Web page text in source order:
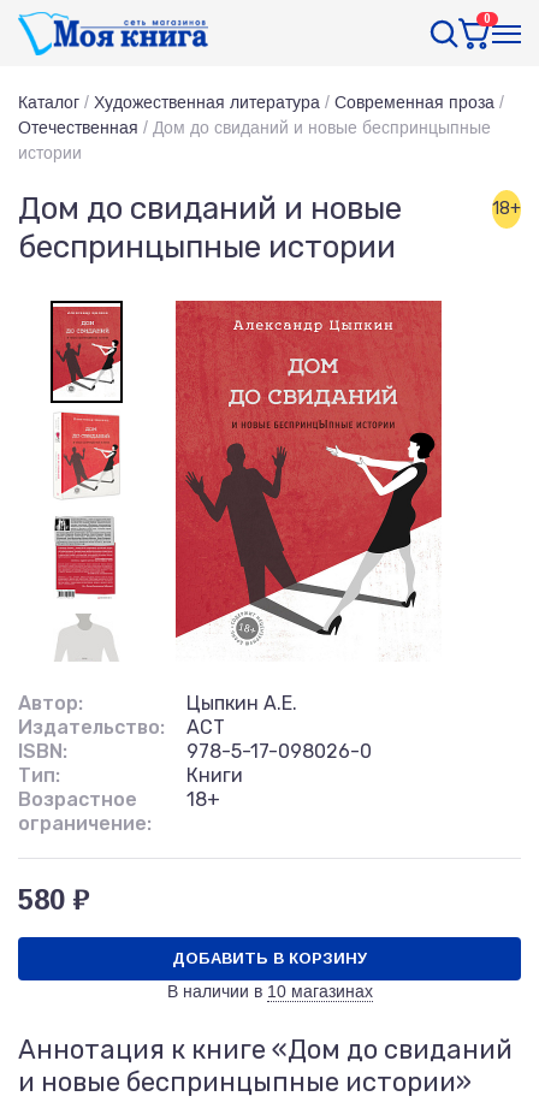
0
Каталог / Художественная литература / Современная проза /
Отечественная / Дом до свиданий и новые беспринцыпные
истории
Дом до свиданий и новые
беспринцыпные истории
18+
Автор:
Цыпкин А.Е.
Издательство:
АСТ
ISBN:
978-5-17-098026-0
Тип:
Книги
Возрастное
ограничение:
18+
580 ₽
ДОБАВИТЬ В КОРЗИНУ
В наличии в 10 магазинах
Аннотация к книге «Дом до свиданий
и новые беспринцыпные истории»